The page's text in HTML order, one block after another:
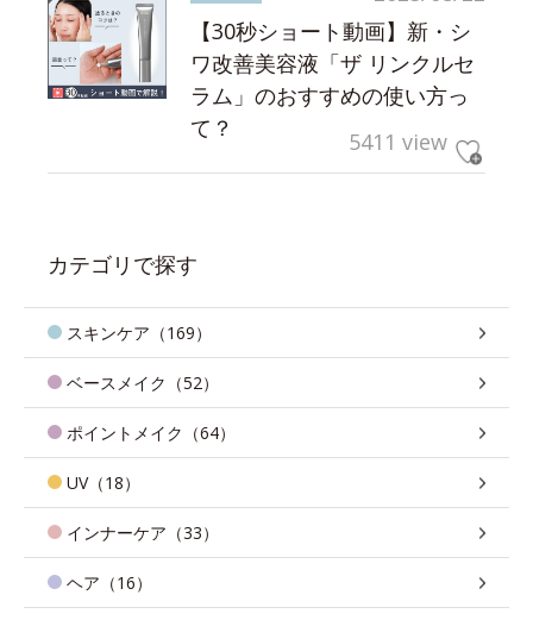
【30秒ショート動画】新・シ
ワ改善美容液「ザ リンクルセ
ラム」のおすすめの使い方っ
て？
5411 view
カテゴリで探す
スキンケア（169）
ベースメイク（52）
ポイントメイク（64）
UV（18）
インナーケア（33）
ヘア（16）